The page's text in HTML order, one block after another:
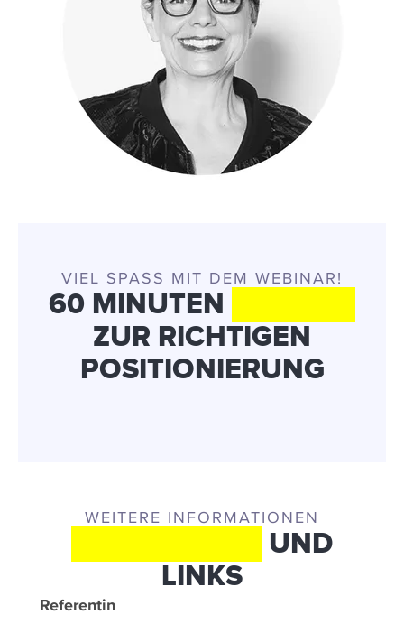
VIEL SPASS MIT DEM WEBINAR!
60 MINUTEN
ZUR RICHTIGEN
POSITIONIERUNG
einer Datenübertragung zu Vimeo in die USA zu.
Details dazu findest du in unserer
.
WEITERE INFORMATIONEN
UND
LINKS
Referentin